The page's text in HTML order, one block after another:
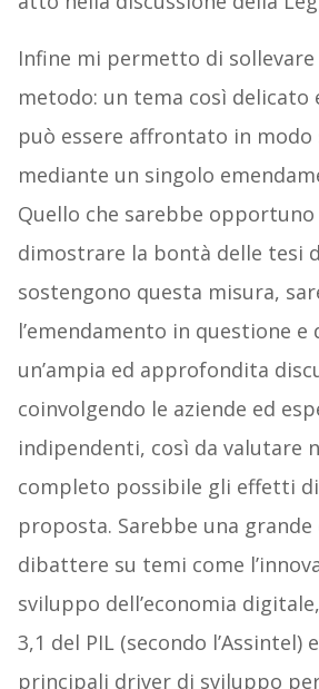
Infine mi permetto di
metodo: un tema così delicato
può essere affrontato in
mediante un singolo
Quello che sarebbe
dimostrare la bontà delle tesi
sostengono questa misura,
l’emendamento in questione e
un’ampia ed approfondita
coinvolgendo le aziende ed
indipendenti, così da valutare
completo possibile gli effetti
proposta. Sarebbe una
dibattere su temi come
sviluppo dell’economia
3,1 del PIL (secondo l’Assintel)
principali driver di sviluppo